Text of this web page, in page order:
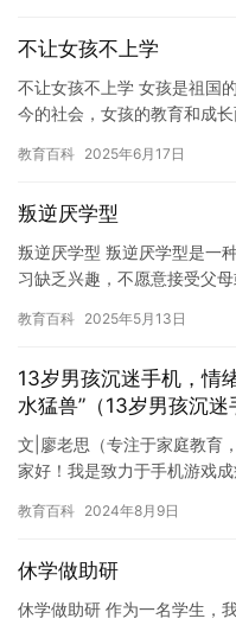
不让女孩不上学
不让女孩不上学 女孩是祖国
今的社会，女孩的教育和成
们拒…
教育百科 2025年6月17日
叛逆厌学型
叛逆厌学型 叛逆厌学型是一
习缺乏兴趣，不愿意接受父
造成…
教育百科 2025年5月13日
13岁男孩沉迷手机，情
水猛兽”（13岁男孩沉迷
文|廖老思（专注于家庭教育
家好！我是致力于手机游戏
私…
教育百科 2024年8月9日
休学做助研
休学做助研 作为一名学生，